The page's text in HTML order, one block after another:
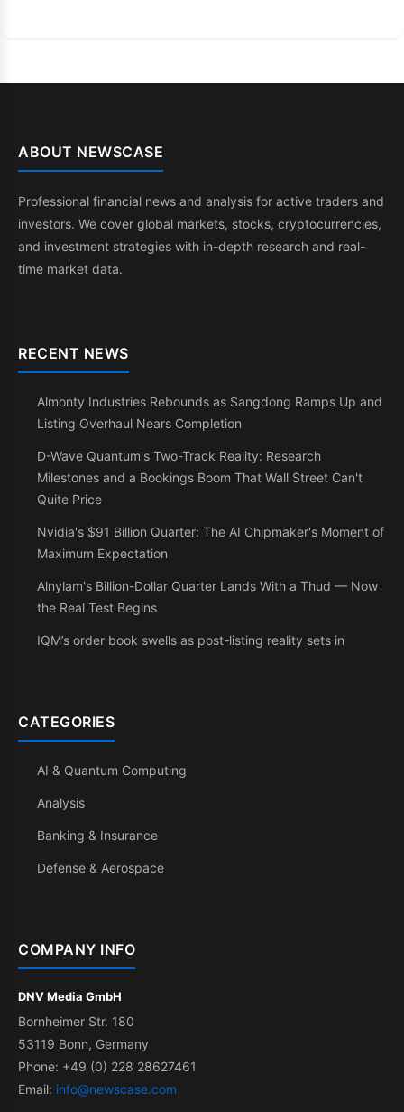
ABOUT NEWSCASE
Professional financial news and analysis for active traders and
investors. We cover global markets, stocks, cryptocurrencies,
and investment strategies with in-depth research and real-
time market data.
RECENT NEWS
Almonty Industries Rebounds as Sangdong Ramps Up and
Listing Overhaul Nears Completion
D-Wave Quantum's Two-Track Reality: Research
Milestones and a Bookings Boom That Wall Street Can't
Quite Price
Nvidia's $91 Billion Quarter: The AI Chipmaker's Moment of
Maximum Expectation
Alnylam's Billion-Dollar Quarter Lands With a Thud — Now
the Real Test Begins
IQM’s order book swells as post-listing reality sets in
CATEGORIES
AI & Quantum Computing
Analysis
Banking & Insurance
Defense & Aerospace
COMPANY INFO
DNV Media GmbH
Bornheimer Str. 180
53119 Bonn, Germany
Phone: +49 (0) 228 28627461
Email: info@newscase.com